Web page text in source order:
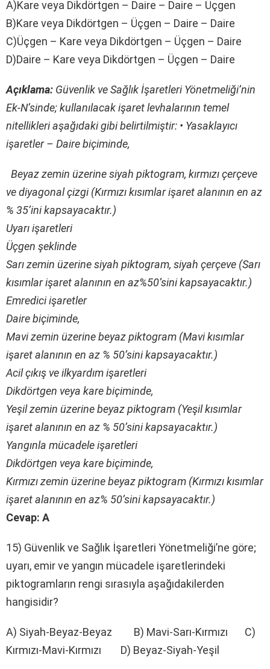
A)Kare veya Dikdörtgen – Daire – Daire – Üçgen
B)Kare veya Dikdörtgen – Üçgen – Daire – Daire
C)Üçgen – Kare veya Dikdörtgen – Üçgen – Daire
D)Daire – Kare veya Dikdörtgen – Üçgen – Daire
Açıklama: Güvenlik ve Sağlık İşaretleri Yönetmeliği’nin
Ek-N’sinde; kullanılacak işaret levhalarının temel
nitellikleri aşağıdaki gibi belirtilmiştir: • Yasaklayıcı
işaretler – Daire biçiminde,
Beyaz zemin üzerine siyah piktogram, kırmızı çerçeve
ve diyagonal çizgi (Kırmızı kısımlar işaret alanının en az
% 35’ini kapsayacaktır.)
Uyarı işaretleri
Üçgen şeklinde
Sarı zemin üzerine siyah piktogram, siyah çerçeve (Sarı
kısımlar işaret alanının en az%50’sini kapsayacaktır.)
Emredici işaretler
Daire biçiminde,
Mavi zemin üzerine beyaz piktogram (Mavi kısımlar
işaret alanının en az % 50’sini kapsayacaktır.)
Acil çıkış ve ilkyardım işaretleri
Dikdörtgen veya kare biçiminde,
Yeşil zemin üzerine beyaz piktogram (Yeşil kısımlar
işaret alanının en az % 50’sini kapsayacaktır.)
Yangınla mücadele işaretleri
Dikdörtgen veya kare biçiminde,
Kırmızı zemin üzerine beyaz piktogram (Kırmızı kısımlar
işaret alanının en az% 50’sini kapsayacaktır.)
Cevap: A
15) Güvenlik ve Sağlık İşaretleri Yönetmeliği’ne göre;
uyarı, emir ve yangın mücadele işaretlerindeki
piktogramların rengi sırasıyla aşağıdakilerden
hangisidir?
A) Siyah-Beyaz-Beyaz B) Mavi-Sarı-Kırmızı C)
Kırmızı-Mavi-Kırmızı D) Beyaz-Siyah-Yeşil